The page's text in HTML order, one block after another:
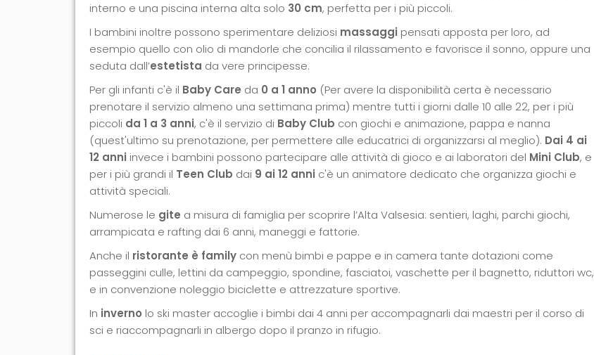
interno e una piscina interna alta solo 30 cm, perfetta per i più piccoli.
I bambini inoltre possono sperimentare deliziosi massaggi pensati apposta per loro, ad
esempio quello con olio di mandorle che concilia il rilassamento e favorisce il sonno, oppure una
seduta dall’estetista da vere principesse.
Per gli infanti c'è il Baby Care da 0 a 1 anno (Per avere la disponibilità certa è necessario
prenotare il servizio almeno una settimana prima) mentre tutti i giorni dalle 10 alle 22, per i più
piccoli da 1 a 3 anni, c'è il servizio di Baby Club con giochi e animazione, pappa e nanna
(quest'ultimo su prenotazione, per permettere alle educatrici di organizzarsi al meglio). Dai 4 ai
12 anni invece i bambini possono partecipare alle attività di gioco e ai laboratori del Mini Club, e
per i più grandi il Teen Club dai 9 ai 12 anni c'è un animatore dedicato che organizza giochi e
attività speciali.
Numerose le gite a misura di famiglia per scoprire l’Alta Valsesia: sentieri, laghi, parchi giochi,
arrampicata e rafting dai 6 anni, maneggi e fattorie.
Anche il ristorante è family con menù bimbi e pappe e in camera tante dotazioni come
passeggini culle, lettini da campeggio, spondine, fasciatoi, vaschette per il bagnetto, riduttori wc,
e in convenzione noleggio biciclette e attrezzature sportive.
In inverno lo ski master accoglie i bimbi dai 4 anni per accompagnarli dai maestri per il corso di
sci e riaccompagnarli in albergo dopo il pranzo in rifugio.